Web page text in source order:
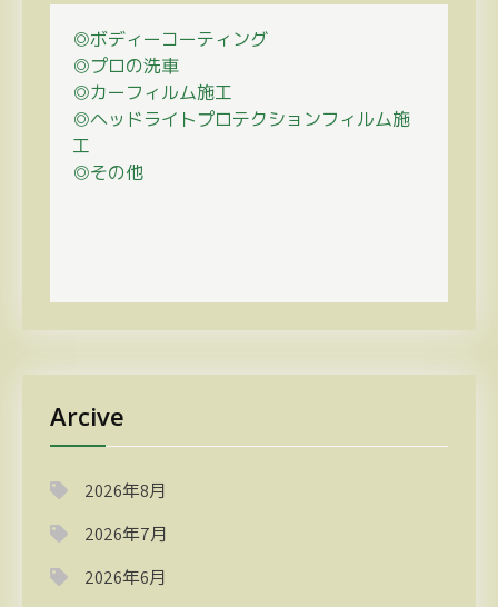
◎ボディーコーティング
◎プロの洗車
◎カーフィルム施工
◎ヘッドライトプロテクションフィルム施
工
◎その他
Arcive
2026年8月
2026年7月
2026年6月